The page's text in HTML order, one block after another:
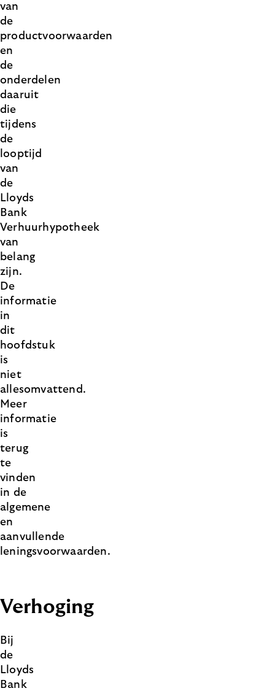
van
de
productvoorwaarden
en
de
onderdelen
daaruit
die
tijdens
de
looptijd
van
de
Lloyds
Bank
Verhuurhypotheek
van
belang
zijn.
De
informatie
in
dit
hoofdstuk
is
niet
allesomvattend.
Meer
informatie
is
terug
te
vinden
in de
algemene
en
aanvullende
leningsvoorwaarden.
Verhoging
Bij
de
Lloyds
Bank